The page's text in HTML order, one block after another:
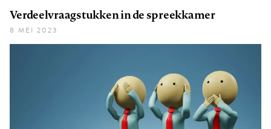
Verdeelvraagstukken in de spreekkamer
8 MEI 2023